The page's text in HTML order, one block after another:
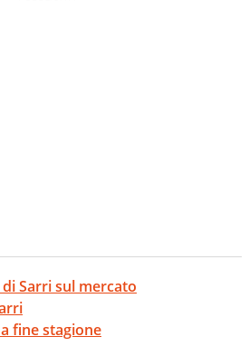
di Sarri sul mercato
fine stagione